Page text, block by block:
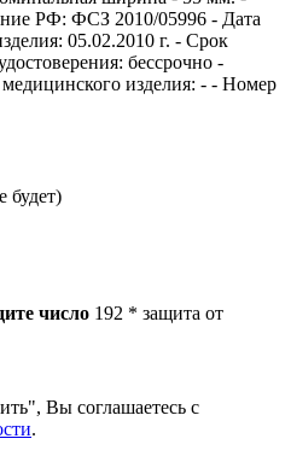
РФ: ФСЗ 2010/05996 - Дата
05.02.2010 г. - Срок
бессрочно -
медицинского изделия: - - Номер
будет)
число 192 * защита от
Вы соглашаетесь с
.